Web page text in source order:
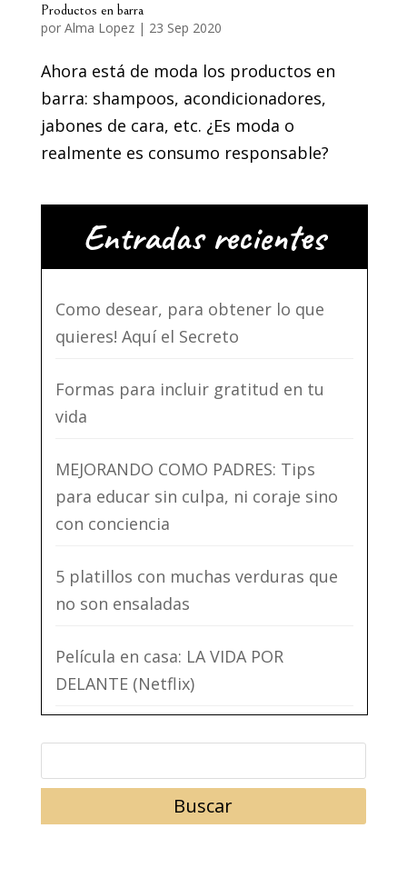
Productos en barra
por Alma Lopez| 23 Sep 2020
Ahora está de moda los productos en
barra: shampoos, acondicionadores,
jabones de cara, etc. ¿Es moda o
realmente es consumo responsable?
Entradas recientes
Como desear, para obtener lo que
quieres! Aquí el Secreto
Formas para incluir gratitud en tu
vida
MEJORANDO COMO PADRES: Tips
para educar sin culpa, ni coraje sino
con conciencia
5 platillos con muchas verduras que
no son ensaladas
Película en casa: LA VIDA POR
DELANTE (Netflix)